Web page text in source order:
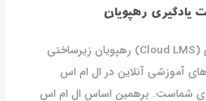
یادگیری رهپویان
سامانه ابری مدیریت یادگیری (Cloud LMS) رهپویان زیرساختی
آموزشی آنلاین در ال ام اس
شماست. برهمین اساس ال ام اس